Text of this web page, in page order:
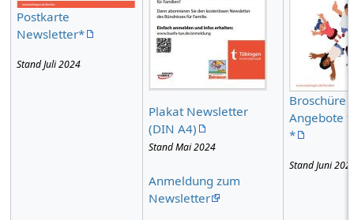
Postkarte
Newsletter*
Stand Juli 2024
Plakat Newsletter
(DIN A4)
Stand Mai 2024
Anmeldung zum
Newsletter
Broschüre
Angebote
*
Stand Juni